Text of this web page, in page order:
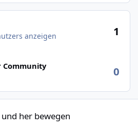
anzeigen
anzeigen 1
Community 0
her bewegen